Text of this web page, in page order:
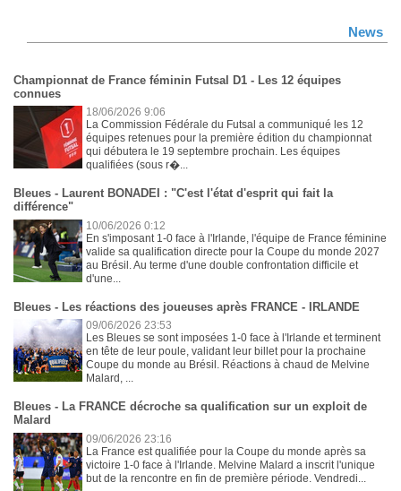
News
Championnat de France féminin Futsal D1 - Les 12 équipes
connues
18/06/2026 9:06
La Commission Fédérale du Futsal a communiqué les 12
équipes retenues pour la première édition du championnat
qui débutera le 19 septembre prochain. Les équipes
qualifiées (sous r�...
Bleues - Laurent BONADEI : "C'est l'état d'esprit qui fait la
différence"
10/06/2026 0:12
En s'imposant 1-0 face à l'Irlande, l'équipe de France féminine
valide sa qualification directe pour la Coupe du monde 2027
au Brésil. Au terme d'une double confrontation difficile et
d'une...
Bleues - Les réactions des joueuses après FRANCE - IRLANDE
09/06/2026 23:53
Les Bleues se sont imposées 1-0 face à l'Irlande et terminent
en tête de leur poule, validant leur billet pour la prochaine
Coupe du monde au Brésil. Réactions à chaud de Melvine
Malard, ...
Bleues - La FRANCE décroche sa qualification sur un exploit de
Malard
09/06/2026 23:16
La France est qualifiée pour la Coupe du monde après sa
victoire 1-0 face à l'Irlande. Melvine Malard a inscrit l'unique
but de la rencontre en fin de première période. Vendredi...